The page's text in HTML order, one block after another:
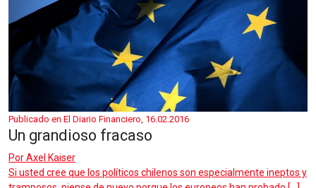
Publicado en El Diario Financiero, 16.02.2016
Un grandioso fracaso
PorAxel Kaiser
Si usted cree que los políticos chilenos son especialmente ineptos y